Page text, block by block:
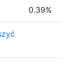
0.39%